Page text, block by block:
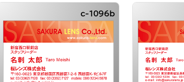
c-1096b